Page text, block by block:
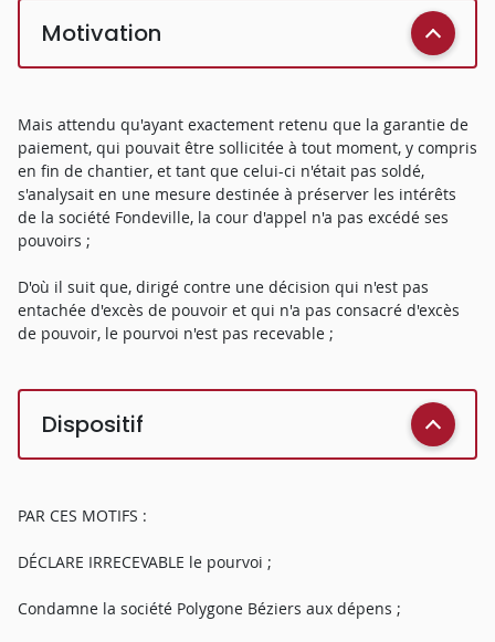
Motivation
Mais attendu qu'ayant exactement retenu que la garantie de
paiement, qui pouvait être sollicitée à tout moment, y compris
en fin de chantier, et tant que celui-ci n'était pas soldé,
s'analysait en une mesure destinée à préserver les intérêts
de la société Fondeville, la cour d'appel n'a pas excédé ses
pouvoirs ;
D'où il suit que, dirigé contre une décision qui n'est pas
entachée d'excès de pouvoir et qui n'a pas consacré d'excès
de pouvoir, le pourvoi n'est pas recevable ;
Dispositif
PAR CES MOTIFS :
DÉCLARE IRRECEVABLE le pourvoi ;
Condamne la société Polygone Béziers aux dépens ;